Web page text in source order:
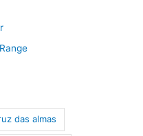
das almas